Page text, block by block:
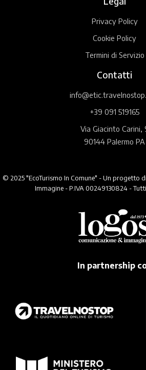
Privacy Policy
Cookie Policy
Termini di Servizio
Contatti
+39 091 519165
Via Giacinto Carini,
90144 Palermo PA
© 2025 "EcoTurismo In Comune" - Un progetto
Immagine - P.IVA 00249130824 -
In partnership